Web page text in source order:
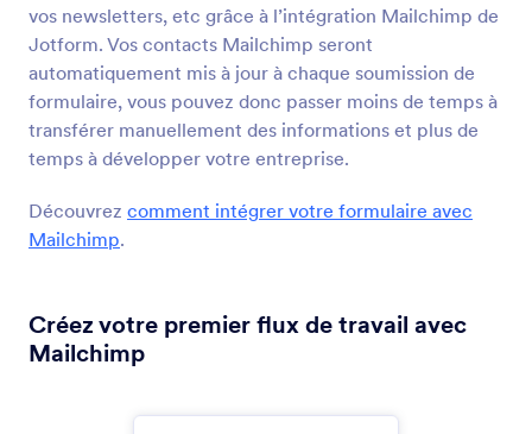
vos newsletters, etc grâce à l’intégration Mailchimp de
Jotform. Vos contacts Mailchimp seront
automatiquement mis à jour à chaque soumission de
formulaire, vous pouvez donc passer moins de temps à
transférer manuellement des informations et plus de
temps à développer votre entreprise.
Découvrez comment intégrer votre formulaire avec
Mailchimp.
Créez votre premier flux de travail avec
Mailchimp
AWeber
Récupérez des nouveaux contacts et ajoutez-les
à vos listes de diffusion
GetResponse
Ajoutez automatiquement des contacts à vos
MailerLite
Collectez les emails des abonnés et envoyez-les